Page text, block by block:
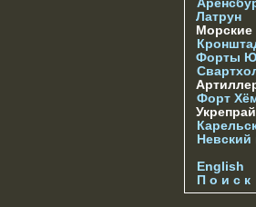
Латрун
Форты
Форт
Невский
English
П о и с к